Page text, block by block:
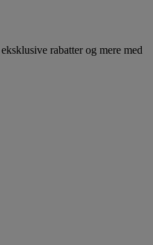
rabatter og mere med